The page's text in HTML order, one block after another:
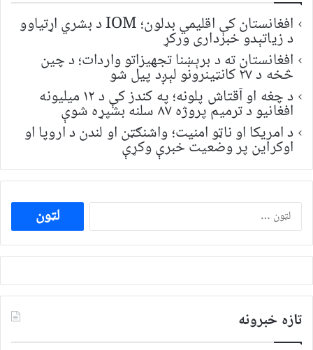
افغانستان کې اقلیمي بدلون؛ IOM د بشري اړتیاوو
د زیاتېدو خبرداری ورکړ
افغانستان ته د برېښنا تجهیزاتو واردات؛ د چین
څخه د ۲۷ کانټینرونو لېږد پیل شو
د چغه او آقتاش پلونه؛ په کندز کې د ۱۲ میلیونه
افغانیو د ترمیم پروژه ۸۷ سلنه بشپړه شوې
د امریکا او ناټو امنیت؛ واشنګټن او لندن د اروپا او
اوکراین پر وضعیت خبرې وکړې
ددی
لپاره
لټون:
تازه خبرونه